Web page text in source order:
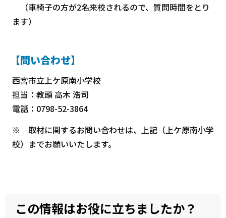
（車椅子の方が2名来校されるので、質問時間をとり
ます）
【問い合わせ】
西宮市立上ケ原南小学校
担当：教頭 高木 浩司
電話：0798-52-3864
※ 取材に関するお問い合わせは、上記（上ケ原南小学
校）までお願いいたします。
この情報はお役に立ちましたか？